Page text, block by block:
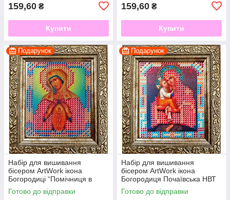
159,60 ₴
Купити
159,60 ₴
Купити
Подарунок
Набір для вишивання
бісером ArtWork ікона
Богородиці “Помічниця в
пологах” НВТ 7007 6х7см з
рамкою в комплекті
Готово до відправки
Подарунок
Набір для вишивання
бісером ArtWork ікона
Богородиця Почаївська НВТ
7008 6х7см з рамкою в
комплекті
Готово до відправки